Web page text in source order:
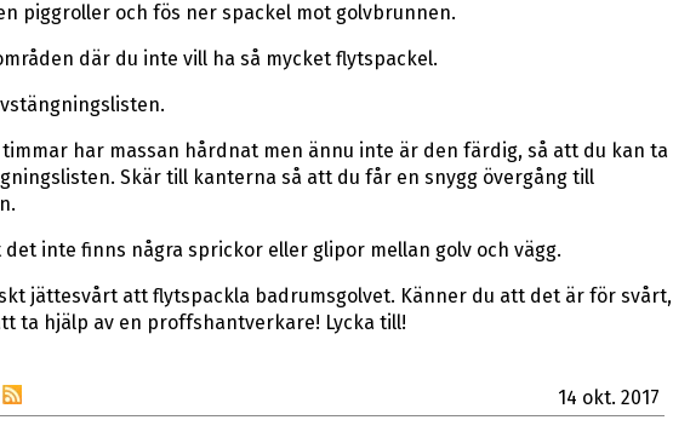
piggroller och fös ner spackel mot golvbrunnen.
där du inte vill ha så mycket flytspackel.
timmar har massan hårdnat men ännu inte är den färdig, så att du kan ta
Skär till kanterna så att du får en snygg övergång till
det inte finns några sprickor eller glipor mellan golv och vägg.
jättesvårt att flytspackla badrumsgolvet. Känner du att det är för svårt,
ta hjälp av en proffshantverkare! Lycka till!
14 okt. 2017